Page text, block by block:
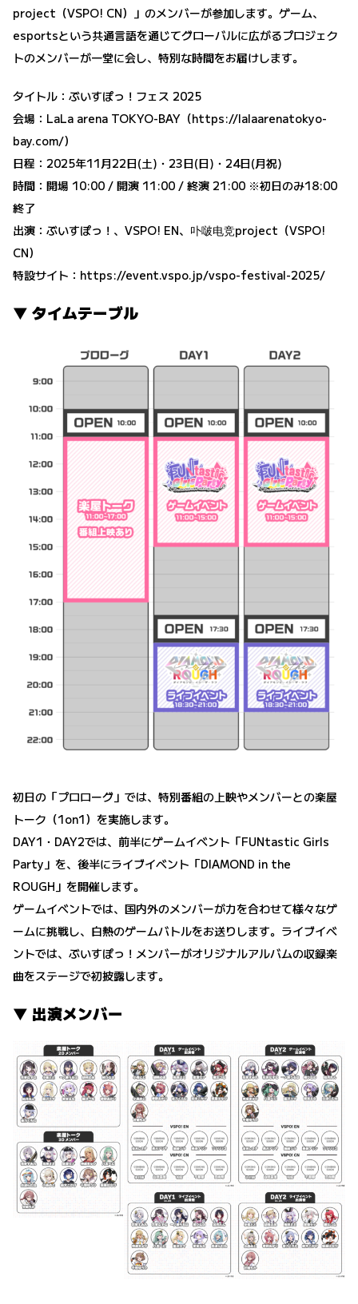
project（VSPO! CN）」のメンバーが参加します。ゲーム、
esportsという共通言語を通じてグローバルに広がるプロジェク
トのメンバーが一堂に会し、特別な時間をお届けします。
タイトル：ぶいすぽっ！フェス 2025
会場：LaLa arena TOKYO-BAY（https://lalaarenatokyo-
bay.com/）
日程：2025年11月22日(土)・23日(日)・24日(月祝)
時間：開場 10:00 / 開演 11:00 / 終演 21:00 ※初日のみ18:00
終了
出演：ぶいすぽっ！、VSPO! EN、卟啵电竞project（VSPO!
CN）
特設サイト： https://event.vspo.jp/vspo-festival-2025/
▼ タイムテーブル
初日の「プロローグ」では、特別番組の上映やメンバーとの楽屋
トーク（1on1）を実施します。
DAY1・DAY2では、前半にゲームイベント「FUNtastic Girls
Party」を、後半にライブイベント「DIAMOND in the
ROUGH」を開催します。
ゲームイベントでは、国内外のメンバーが力を合わせて様々なゲ
ームに挑戦し、白熱のゲームバトルをお送りします。ライブイベ
ントでは、ぶいすぽっ！メンバーがオリジナルアルバムの収録楽
曲をステージで初披露します。
▼ 出演メンバー